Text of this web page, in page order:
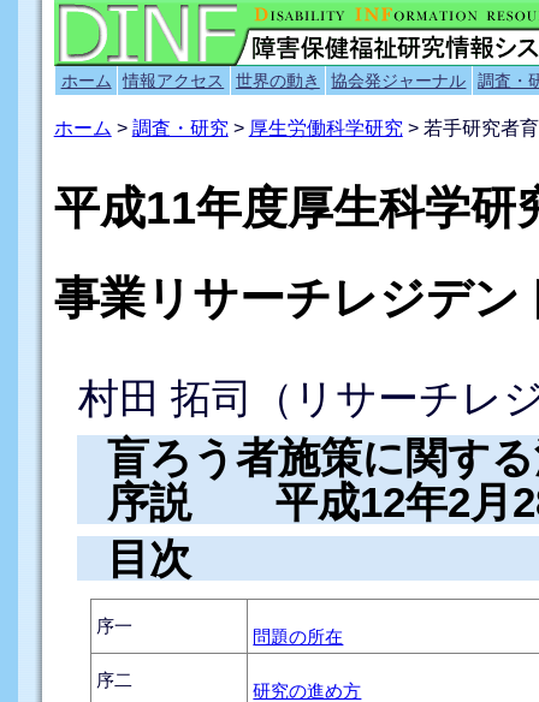
ホーム 情報アクセス 世界の動き 協会発ジャーナル 調査・
ホーム > 調査・研究 > 厚生労働科学研究 > 若手研究者
平成11年度厚生科学
事業リサーチレジデン
村田 拓司（リサーチレ
盲ろう者施策に関す
序説 平成12年2月
目次
序一
問題の所在
序二
研究の進め方